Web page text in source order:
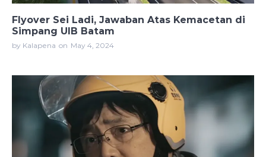
Flyover Sei Ladi, Jawaban Atas Kemacetan di
Simpang UIB Batam
by Kalapena on May 4, 2024